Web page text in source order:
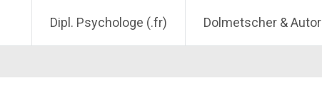
Dipl. Psychologe (.fr) Dolmetscher & Autor